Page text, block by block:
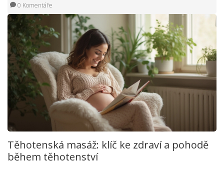
0 Komentáře
Těhotenská masáž: klíč ke zdraví a pohodě
během těhotenství